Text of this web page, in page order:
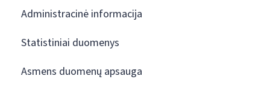
Administracinė informacija
Statistiniai duomenys
Asmens duomenų apsauga